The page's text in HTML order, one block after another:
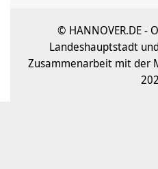
© HANNOVER.DE -
Landeshauptstadt
Zusammenarbeit mit der